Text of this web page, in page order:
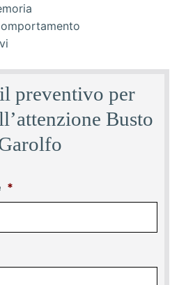
preventivo per
Busto
*